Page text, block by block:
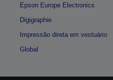
Epson Europe Electronics
Digigraphie
Impressão direta em vestuário
Global